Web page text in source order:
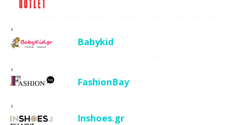
Babykid
FashionBay
Inshoes.gr